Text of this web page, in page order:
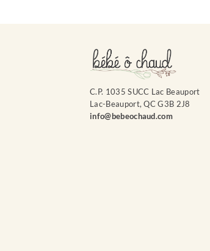
C.P. 1035 SUCC Lac Beauport
Lac-Beauport, QC G3B 2J8
info@bebeochaud.com